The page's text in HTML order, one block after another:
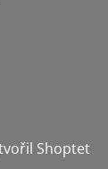
Shoptet